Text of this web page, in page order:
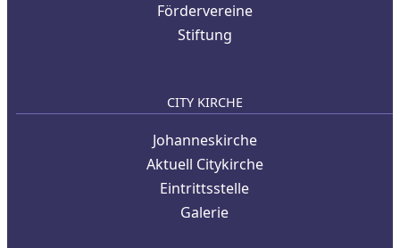
Fördervereine
Stiftung
CITY KIRCHE
Johanneskirche
Aktuell Citykirche
Eintrittsstelle
Galerie